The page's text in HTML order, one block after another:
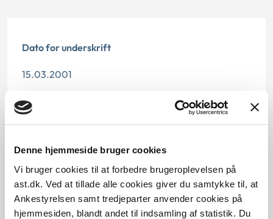
Denne hjemmeside bruger cookies
Vi bruger cookies til at forbedre brugeroplevelsen på
ast.dk. Ved at tillade alle cookies giver du samtykke til, at
Ankestyrelsen samt tredjeparter anvender cookies på
hjemmesiden, blandt andet til indsamling af statistik. Du
Dato for underskrift
15.03.2001
Offentliggørelsesdato
30.01.2014
Paragraf
§ 2 § 3 § 6
Journalnummer